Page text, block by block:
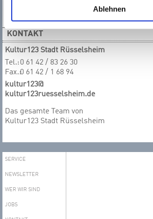
Ablehnen
KONTAKT
Kultur123 Stadt Rüsselsheim
Tel.:0 61 42 / 83 26 30
Fax.:0 61 42 / 1 68 94
kultur123@
kultur123ruesselsheim.de
Das gesamte T​​​​​​​eam von
Kultur123 Stadt Rüsselsheim
SERVICE
NEWSLETTER
WER WIR SIND
JOBS